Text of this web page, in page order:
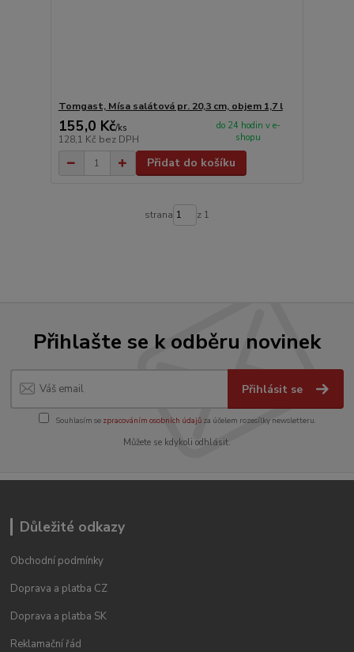
Tomgast, Mísa salátová pr. 20,3 cm, objem 1,7 l
155,0 Kč/ks
128,1 Kč bez DPH
do 24 hodin v e-
shopu
Přidat do košíku
strana z 1
Přihlašte se k odběru novinek
Přihlásit se
Souhlasím se zpracováním osobních údajůza účelem rozesílky newsletteru.
Můžete se kdykoli odhlásit.
Důležité odkazy
Obchodní podmínky
Doprava a platba CZ
Doprava a platba SK
Reklamační řád